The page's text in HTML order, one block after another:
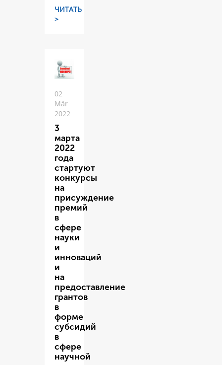
ЧИТАТЬ
>
02
Mär
2022
3
марта
2022
года
стартуют
конкурсы
на
присуждение
премий
в
сфере
науки
и
инноваций
и
на
предоставление
грантов
в
форме
субсидий
в
сфере
научной